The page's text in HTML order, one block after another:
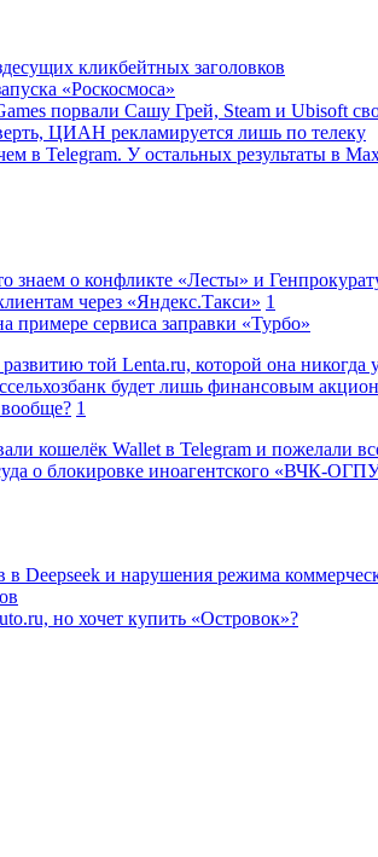
кликбейтных заголовков
«Роскосмоса»
порвали Сашу Грей, Steam и Ubisoft
ЦИАН рекламируется лишь по телеку
в Telegram. У остальных результаты в
знаем о конфликте «Лесты» и
через «Яндекс.Такси» 1
примере сервиса заправки «Турбо»
той Lenta.ru, которой она никогда
будет лишь финансовым
1
кошелёк Wallet в Telegram и пожелали
о блокировке иноагентского «ВЧК-
в Deepseek и нарушения режима
но хочет купить «Островок»?